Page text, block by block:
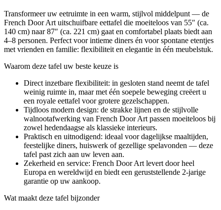
Transformeer uw eetruimte in een warm, stijlvol middelpunt — de
French Door Art uitschuifbare eettafel die moeiteloos van 55″ (ca.
140 cm) naar 87″ (ca. 221 cm) gaat en comfortabel plaats biedt aan
4–8 personen. Perfect voor intieme diners én voor spontane etentjes
met vrienden en familie: flexibiliteit en elegantie in één meubelstuk.
Waarom deze tafel uw beste keuze is
Direct inzetbare flexibiliteit: in gesloten stand neemt de tafel
weinig ruimte in, maar met één soepele beweging creëert u
een royale eettafel voor grotere gezelschappen.
Tijdloos modern design: de strakke lijnen en de stijlvolle
walnootafwerking van French Door Art passen moeiteloos bij
zowel hedendaagse als klassieke interieurs.
Praktisch en uitnodigend: ideaal voor dagelijkse maaltijden,
feestelijke diners, huiswerk of gezellige spelavonden — deze
tafel past zich aan uw leven aan.
Zekerheid en service: French Door Art levert door heel
Europa en wereldwijd en biedt een geruststellende 2-jarige
garantie op uw aankoop.
Wat maakt deze tafel bijzonder